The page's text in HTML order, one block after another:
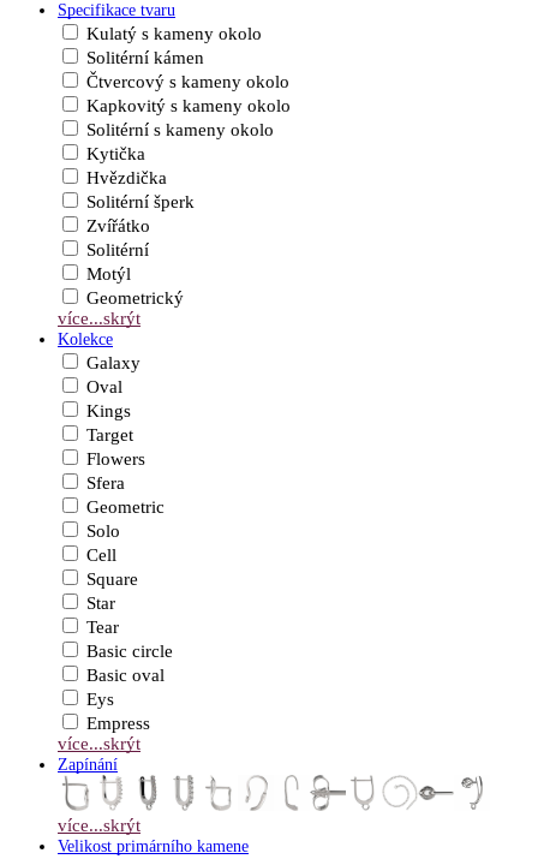
Specifikace tvaru
Kulatý s kameny okolo
Solitérní kámen
Čtvercový s kameny okolo
Kapkovitý s kameny okolo
Solitérní s kameny okolo
Kytička
Hvězdička
Solitérní šperk
Zvířátko
Solitérní
Motýl
Geometrický
více...skrýt
Kolekce
Galaxy
Oval
Kings
Target
Flowers
Sfera
Geometric
Solo
Cell
Square
Star
Tear
Basic circle
Basic oval
Eys
Empress
více...skrýt
Zapínání
více...skrýt
Velikost primárního kamene